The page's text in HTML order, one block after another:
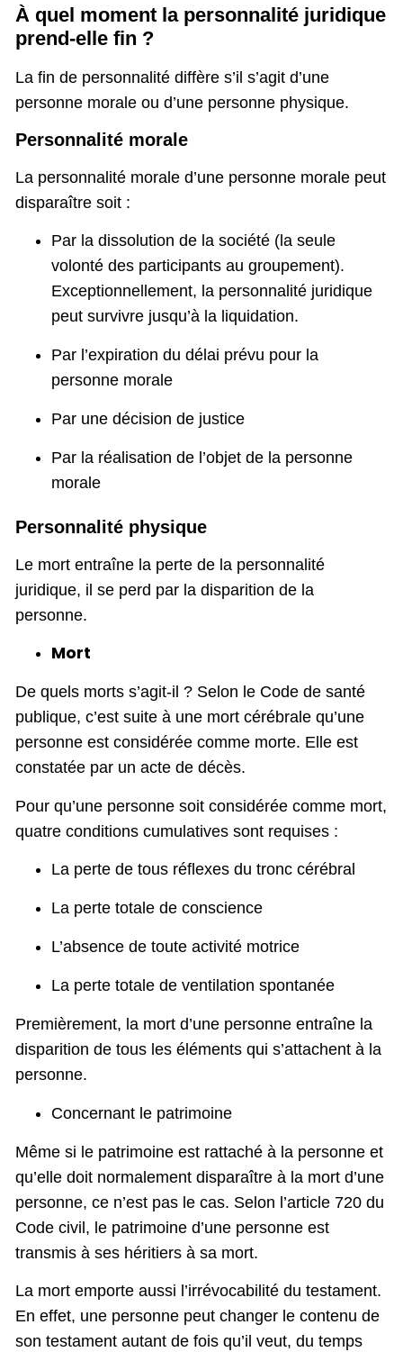
À quel moment la personnalité juridique
prend-elle fin ?
La fin de personnalité diffère s’il s’agit d’une
personne morale ou d’une personne physique.
Personnalité morale
La personnalité morale d’une personne morale peut
disparaître soit :
Par la dissolution de la société (la seule
volonté des participants au groupement).
Exceptionnellement, la personnalité juridique
peut survivre jusqu’à la liquidation.
Par l’expiration du délai prévu pour la
personne morale
Par une décision de justice
Par la réalisation de l’objet de la personne
morale
Personnalité physique
Le mort entraîne la perte de la personnalité
juridique, il se perd par la disparition de la
personne.
Mort
De quels morts s’agit-il ? Selon le Code de santé
publique, c’est suite à une mort cérébrale qu’une
personne est considérée comme morte. Elle est
constatée par un acte de décès.
Pour qu’une personne soit considérée comme mort,
quatre conditions cumulatives sont requises :
La perte de tous réflexes du tronc cérébral
La perte totale de conscience
L’absence de toute activité motrice
La perte totale de ventilation spontanée
Premièrement, la mort d’une personne entraîne la
disparition de tous les éléments qui s’attachent à la
personne.
Concernant le patrimoine
Même si le patrimoine est rattaché à la personne et
qu’elle doit normalement disparaître à la mort d’une
personne, ce n’est pas le cas. Selon l’article 720 du
Code civil, le patrimoine d’une personne est
transmis à ses héritiers à sa mort.
La mort emporte aussi l’irrévocabilité du testament.
En effet, une personne peut changer le contenu de
son testament autant de fois qu’il veut, du temps